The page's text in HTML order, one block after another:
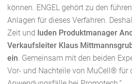
können. ENGEL gehört zu den
Anlagen für dieses Verfahren.
Zeit und luden Produktmanager
Verkaufsleiter Klaus
ein. Gemeinsam mit den beiden
Vor- und Nachteile von MuCell® für